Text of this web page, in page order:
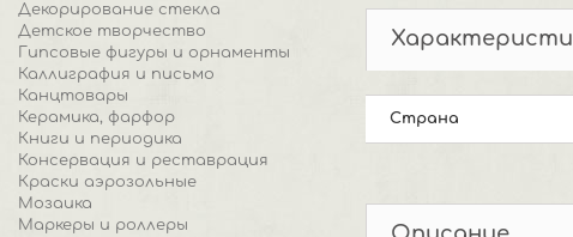
Декорирование стекла
Детское творчество
Гипсовые фигуры и орнаменты
Каллиграфия и письмо
Канцтовары
Керамика, фарфор
Книги и периодика
Консервация и реставрация
Краски аэрозольные
Мозаика
Маркеры и роллеры
Страна